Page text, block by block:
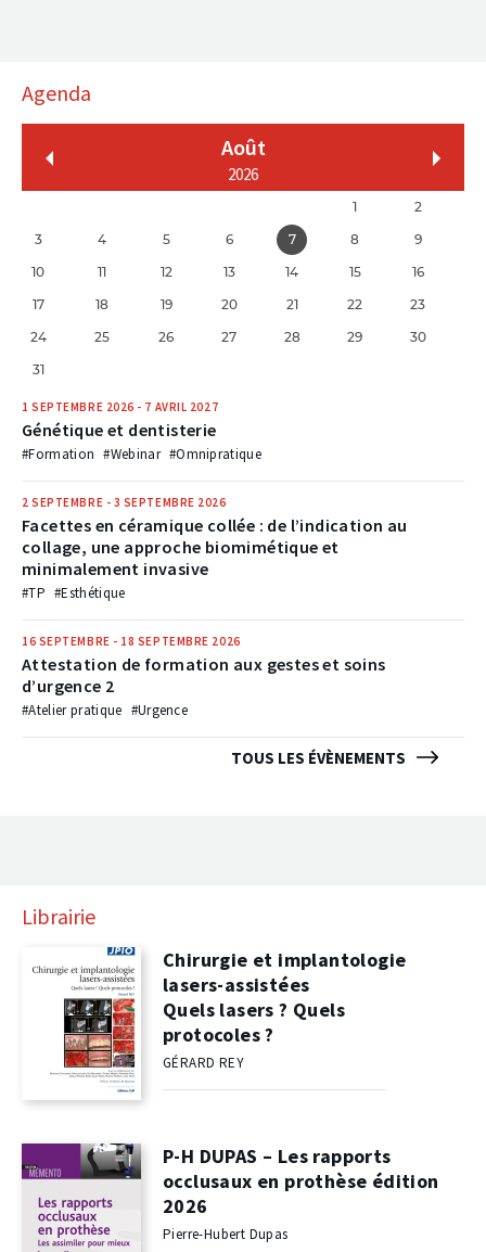
Agenda
TOUS LES ÉVÈNEMENTS
Août
2026
1 2
3 4 5 6 7 8 9
10 11 12 13 14 15 16
17 18 19 20 21 22 23
24 25 26 27 28 29 30
31
1 SEPTEMBRE 2026 - 7 AVRIL 2027
Génétique et dentisterie
#Formation #Webinar #Omnipratique
2 SEPTEMBRE - 3 SEPTEMBRE 2026
Facettes en céramique collée : de l’indication au
collage, une approche biomimétique et
minimalement invasive
#TP #Esthétique
16 SEPTEMBRE - 18 SEPTEMBRE 2026
Attestation de formation aux gestes et soins
d’urgence 2
#Atelier pratique #Urgence
Librairie
Chirurgie et implantologie
lasers-assistées
Quels lasers ? Quels
protocoles ?
GÉRARD REY
P-H DUPAS – Les rapports
occlusaux en prothèse édition
2026
Pierre-Hubert Dupas